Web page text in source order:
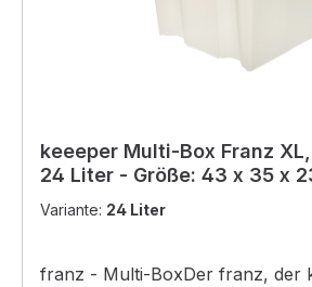
keeeper Multi-Box Franz
24 Liter - Größe: 43 x 35 x
Variante: 24 Liter
franz - Multi-BoxDer franz, der